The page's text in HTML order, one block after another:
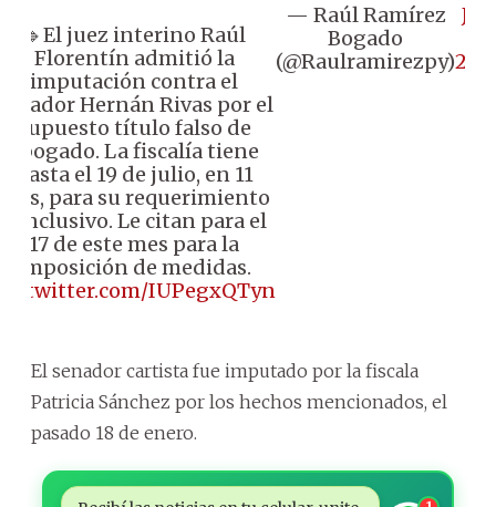
🔹️El juez interino Raúl
Florentín admitió la
imputación contra el
Hernán Rivas por el
supuesto título falso de
abogado. La fiscalía tiene
hasta el 19 de julio, en 11
para su requerimiento
conclusivo. Le citan para el
17 de este mes para la
imposición de medidas.
IUPegxQTyn
— Raúl Ramírez
Bogado
(@Raulramirezpy)
El senador cartista fue imputado por la fiscala
Patricia Sánchez por los hechos mencionados, el
pasado 18 de enero.